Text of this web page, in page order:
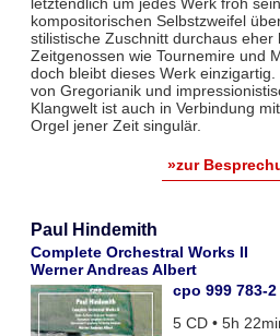
kompositorischen Selbstzweifel
stilistische Zuschnitt durchaus eher
Zeitgenossen wie Tournemire und
doch bleibt dieses Werk
von Gregorianik und
Klangwelt ist auch in Verbindung
Orgel jener Zeit singulär.
»zur
Paul Hindemith
Complete Orchestral Works II
Werner Andreas Albert
cpo 999 783-2
5 CD • 5h